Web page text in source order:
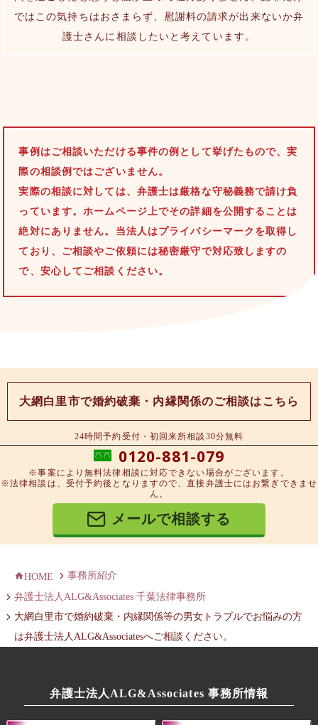
ではこの気持ちはおさまらず、慰謝料の請求が出来ないか弁
護士さんに相談したいと考えています。
事例はご相談いただける事件の例として挙げたもので、実
際の相談例ではございません。
実際の相談に対しては、弁護士は厳格な守秘義務で請け負
っています。ホームページ上でその詳細を公開することは
絶対にありません。当法人はプライバシーマークを取得し
ており、ご相談やご依頼には秘密厳守で対応致しますの
で、安心してご相談ください。
大網白里市で婚約破棄・内縁関係のご相談はこちら
24時間予約受付・初回来所相談30分無料
0120-881-079
※事案により無料法律相談に対応できない場合がございます。
※法律相談は、受付予約後となりますので、直接弁護士にはお繋ぎできませ
ん。
メールで相談する
HOME
事務所紹介
弁護士法人ALG&Associates 千葉法律事務所
大網白里市で婚約破棄・内縁関係等の男女トラブルでお悩みの方
は弁護士法人ALG&Associatesへご相談ください。
弁護士法人ALG&Associates 事務所情報